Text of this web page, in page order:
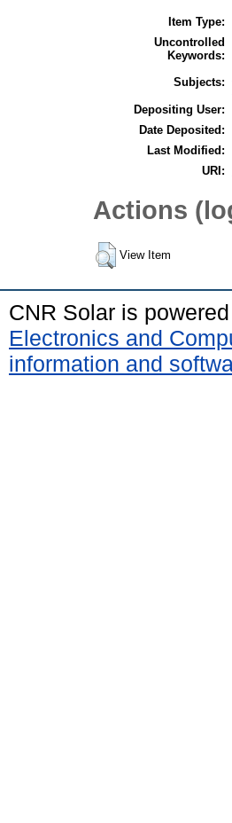
Item Type:
Uncontrolled
Keywords:
Subjects:
Depositing User:
Date Deposited:
Last Modified:
URI:
Actions
View Item
CNR Solar is
Electronics and
information and